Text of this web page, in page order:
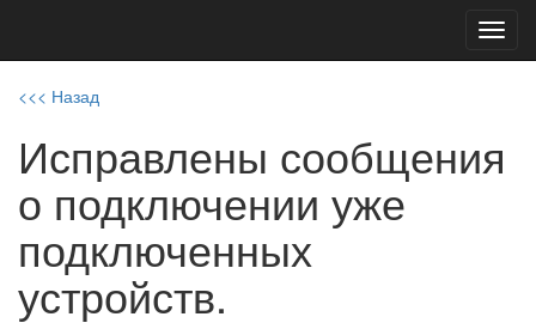
<<< Назад
Исправлены сообщения
о подключении уже
подключенных
устройств.